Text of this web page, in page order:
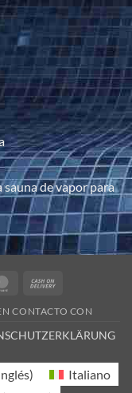
sauna de vapor para
MasterCard
Delivery
CONTACTO CON
)
Italiano